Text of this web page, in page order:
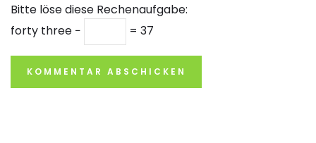
Bitte löse diese Rechenaufgabe:
forty three −
= 37